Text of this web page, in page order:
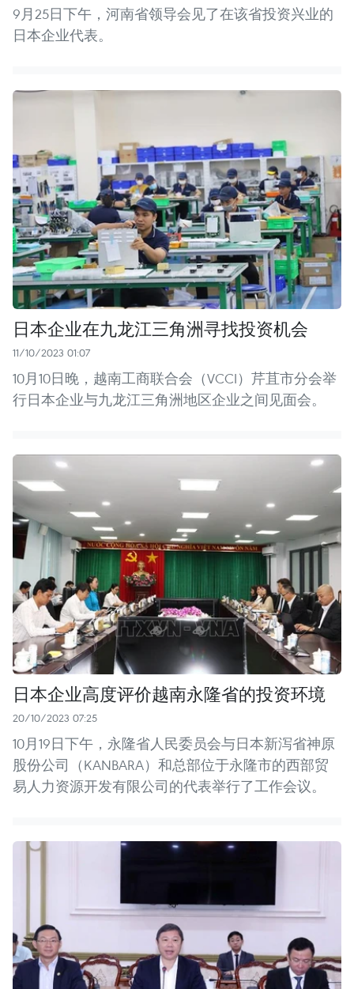
9月25日下午，河南省领导会见了在该省投资兴业的
日本企业代表。
日本企业在九龙江三角洲寻找投资机会
11/10/2023 01:07
10月10日晚，越南工商联合会（VCCI）芹苴市分会举
行日本企业与九龙江三角洲地区企业之间见面会。
日本企业高度评价越南永隆省的投资环境
20/10/2023 07:25
10月19日下午，永隆省人民委员会与日本新泻省神原
股份公司（KANBARA）和总部位于永隆市的西部贸
易人力资源开发有限公司的代表举行了工作会议。